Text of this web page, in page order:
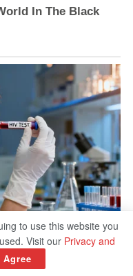
to use this website you
Visit our Privacy and
Agree